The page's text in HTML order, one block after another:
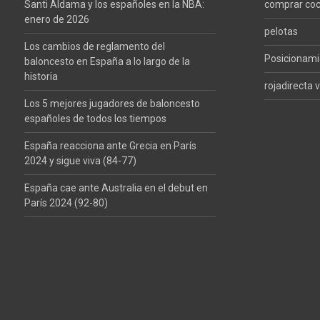
entradas
Santi Aldama y los españoles en la NBA:
enero de 2026
Los cambios de reglamento del
baloncesto en España a lo largo de la
historia
Los 5 mejores jugadores de baloncesto
españoles de todos los tiempos
España reacciona ante Grecia en París
2024 y sigue viva (84-77)
España cae ante Australia en el debut en
París 2024 (92-80)
comprar
pelotas
rojadirecta